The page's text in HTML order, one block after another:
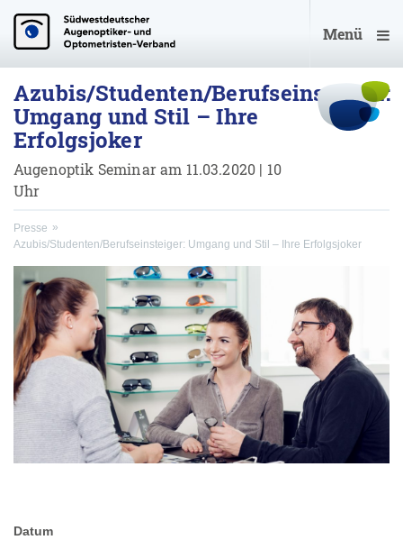
Menü
Azubis/Studenten/Berufseinsteiger:
Umgang und Stil – Ihre
Erfolgsjoker
Augenoptik Seminar am 11.03.2020 | 10
Uhr
Presse
Azubis/Studenten/Berufseinsteiger: Umgang und Stil – Ihre Erfolgsjoker
Datum